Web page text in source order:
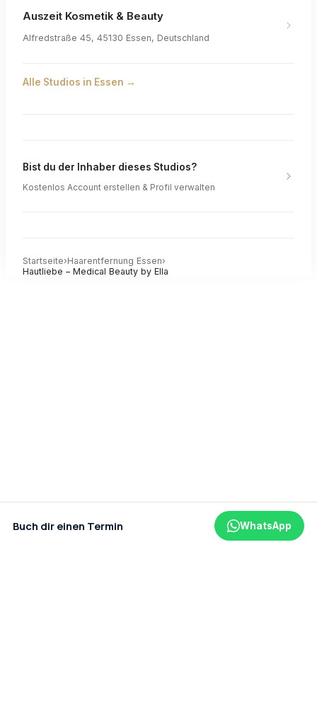
Auszeit Kosmetik & Beauty
Alfredstraße 45, 45130 Essen, Deutschland
Alle Studios in Essen →
Bist du der Inhaber dieses Studios?
Kostenlos Account erstellen & Profil verwalten
Startseite›Haarentfernung Essen›
Hautliebe – Medical Beauty by Ella
Buch dir einen Termin WhatsApp